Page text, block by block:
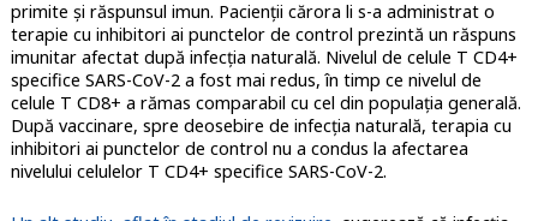
primite și răspunsul imun. Pacienții cărora li s-a administrat o
terapie cu inhibitori ai punctelor de control prezintă un răspuns
imunitar afectat după infecția naturală. Nivelul de celule T CD4+
specifice SARS-CoV-2 a fost mai redus, în timp ce nivelul de
celule T CD8+ a rămas comparabil cu cel din populația generală.
După vaccinare, spre deosebire de infecția naturală, terapia cu
inhibitori ai punctelor de control nu a condus la afectarea
nivelului celulelor T CD4+ specifice SARS-CoV-2.